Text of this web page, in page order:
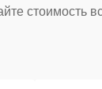
стоимость